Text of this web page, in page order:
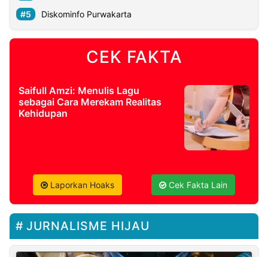
Diskominfo Purwakarta
CEK FAKTA
Saifull Amzi: Menulis Lagu
sebagai Cara Merekam Realitas
Kehidupan
Laporkan Hoaks Cek Fakta Lain
JURNALISME HIJAU